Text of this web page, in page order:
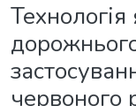
червоного